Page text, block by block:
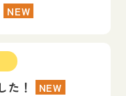
NEW
た！ NEW